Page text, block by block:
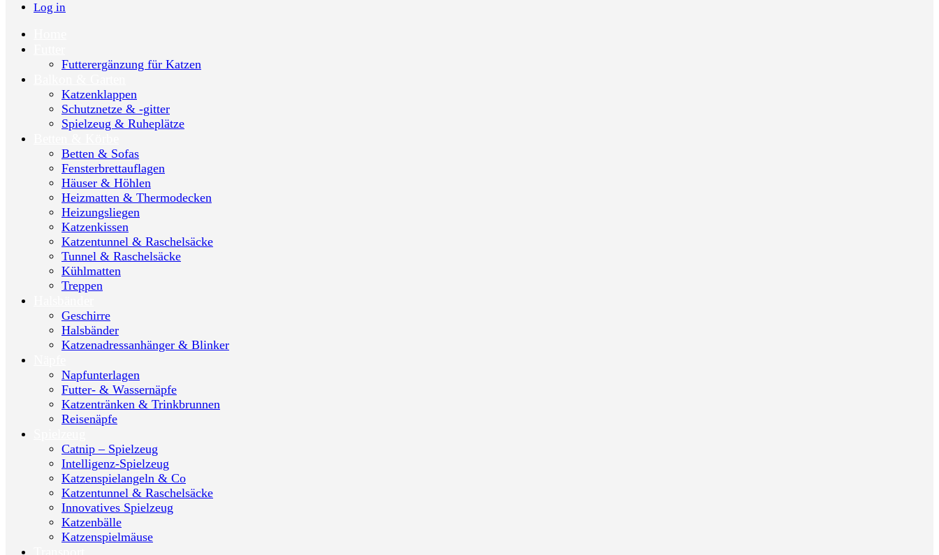
Log in
Futterergänzung für Katzen
Katzenklappen
Schutznetze & -gitter
Spielzeug & Ruheplätze
Betten & Sofas
Fensterbrettauflagen
Häuser & Höhlen
Heizmatten & Thermodecken
Heizungsliegen
Katzenkissen
Katzentunnel & Raschelsäcke
Tunnel & Raschelsäcke
Kühlmatten
Treppen
Geschirre
Halsbänder
Katzenadressanhänger & Blinker
Napfunterlagen
Futter- & Wassernäpfe
Katzentränken & Trinkbrunnen
Reisenäpfe
Catnip – Spielzeug
Intelligenz-Spielzeug
Katzenspielangeln & Co
Katzentunnel & Raschelsäcke
Innovatives Spielzeug
Katzenbälle
Katzenspielmäuse